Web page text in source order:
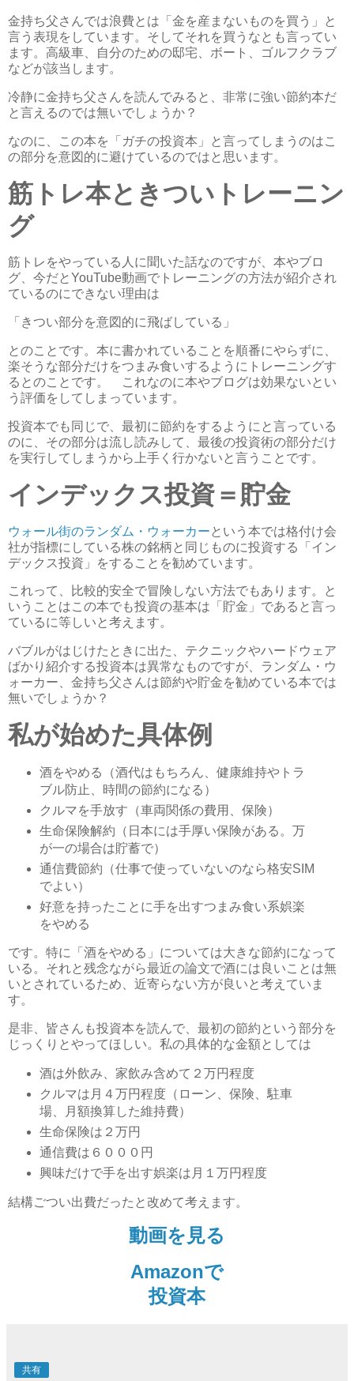
金持ち父さんでは浪費とは「金を産まないものを買う」と
言う表現をしています。そしてそれを買うなとも言ってい
ます。高級車、自分のための邸宅、ボート、ゴルフクラブ
などが該当します。
冷静に金持ち父さんを読んでみると、非常に強い節約本だ
と言えるのでは無いでしょうか？
なのに、この本を「ガチの投資本」と言ってしまうのはこ
の部分を意図的に避けているのではと思います。
筋トレ本ときついトレーニン
グ
筋トレをやっている人に聞いた話なのですが、本やブロ
グ、今だとYouTube動画でトレーニングの方法が紹介され
ているのにできない理由は
「きつい部分を意図的に飛ばしている」
とのことです。本に書かれていることを順番にやらずに、
楽そうな部分だけをつまみ食いするようにトレーニングす
るとのことです。 これなのに本やブログは効果ないとい
う評価をしてしまっています。
投資本でも同じで、最初に節約をするようにと言っている
のに、その部分は流し読みして、最後の投資術の部分だけ
を実行してしまうから上手く行かないと言うことです。
インデックス投資＝貯金
ウォール街のランダム・ウォーカー という本では格付け会
社が指標にしている株の銘柄と同じものに投資する「イン
デックス投資」をすることを勧めています。
これって、比較的安全で冒険しない方法でもあります。と
いうことはこの本でも投資の基本は「貯金」であると言っ
ているに等しいと考えます。
バブルがはじけたときに出た、テクニックやハードウェア
ばかり紹介する投資本は異常なものですが、ランダム・ウ
ォーカー、金持ち父さんは節約や貯金を勧めている本では
無いでしょうか？
私が始めた具体例
酒をやめる（酒代はもちろん、健康維持やトラ
ブル防止、時間の節約になる）
クルマを手放す（車両関係の費用、保険）
生命保険解約（日本には手厚い保険がある。万
が一の場合は貯蓄で）
通信費節約（仕事で使っていないのなら格安SIM
でよい）
好意を持ったことに手を出すつまみ食い系娯楽
をやめる
です。特に「酒をやめる」については大きな節約になって
いる。それと残念ながら最近の論文で酒には良いことは無
いとされているため、近寄らない方が良いと考えていま
す。
是非、皆さんも投資本を読んで、最初の節約という部分を
じっくりとやってほしい。私の具体的な金額としては
酒は外飲み、家飲み含めて２万円程度
クルマは月４万円程度（ローン、保険、駐車
場、月額換算した維持費）
生命保険は２万円
通信費は６０００円
興味だけで手を出す娯楽は月１万円程度
結構ごつい出費だったと改めて考えます。
動画を見る
Amazonで
投資本
共有